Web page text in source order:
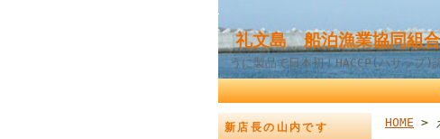
礼文島 船泊漁業協同組合
うに製品で日本初！HACCP(ハサップ)
新店長の山内です HOME >